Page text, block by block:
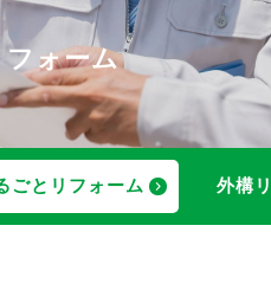
フォーム
ごとリフォーム 外構